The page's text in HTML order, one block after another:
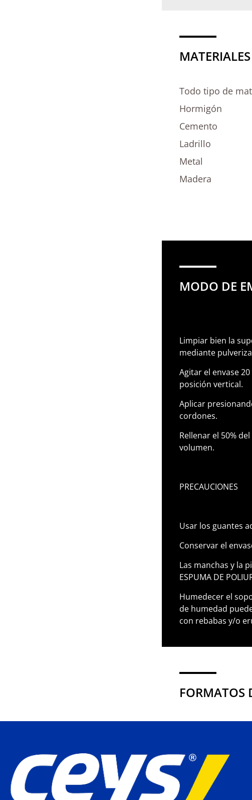
MATERIALES
Todo tipo de
Hormigón
Cemento
Ladrillo
Metal
Madera
MODO DE
Limpiar bien la
mediante
Agitar el envase
posición vertical.
Aplicar
cordones.
Rellenar el 50%
volumen.
PRECAUCIONES
Usar los guantes
Conservar el
Las manchas y la
ESPUMA DE
Humedecer el
de humedad
con rebabas y/o
FORMATOS